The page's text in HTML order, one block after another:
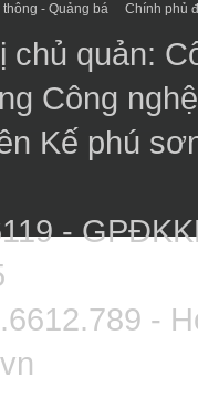
thông - Quảng bá Chính phủ
quản:
Công
Kế phú
-
-